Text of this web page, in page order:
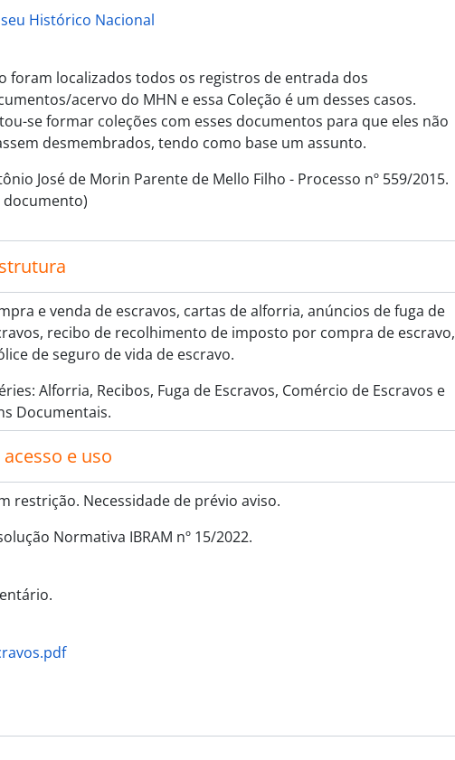
Histórico Nacional
foram localizados todos os registros de entrada dos
acervo do MHN e essa Coleção é um desses casos.
se formar coleções com esses documentos para que eles não
desmembrados, tendo como base um assunto.
José de Morin Parente de Mello Filho - Processo nº 559/2015.
documento)
e venda de escravos, cartas de alforria, anúncios de fuga de
recibo de recolhimento de imposto por compra de escravo,
de seguro de vida de escravo.
Alforria, Recibos, Fuga de Escravos, Comércio de Escravos e
Documentais.
e uso
restrição. Necessidade de prévio aviso.
Normativa IBRAM nº 15/2022.